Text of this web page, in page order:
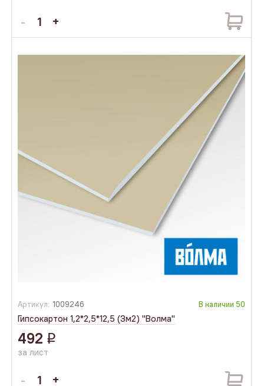
Артикул: 1009246 В наличии 50
Гипсокартон 1,2*2,5*12,5 (3м2) "Волма"
492 q
за лист